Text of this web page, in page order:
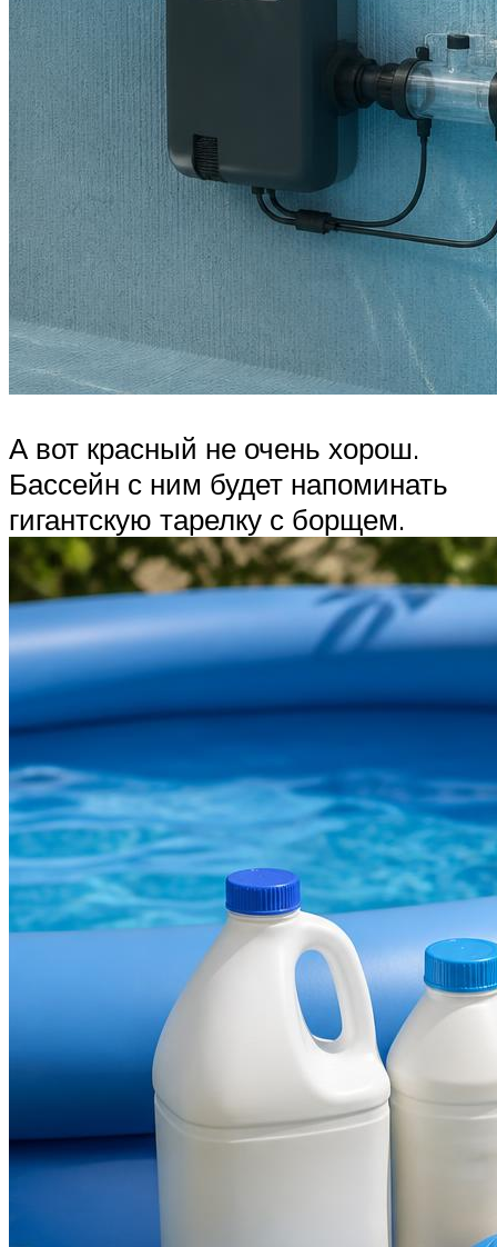
А вот красный не очень хорош.
Бассейн с ним будет напоминать
гигантскую тарелку с борщем.